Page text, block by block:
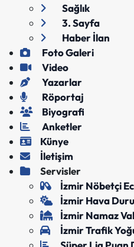
Sağlık
3. Sayfa
Haber İlan
Foto Galeri
Video
Yazarlar
Röportaj
Biyografi
Anketler
Künye
İletişim
Servisler
İzmir Nöbetçi
İzmir Hava
İzmir Namaz
İzmir Trafik